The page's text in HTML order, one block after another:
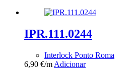
IPR.111.0244
Interlock Ponto Roma
6,90 €/m Adicionar